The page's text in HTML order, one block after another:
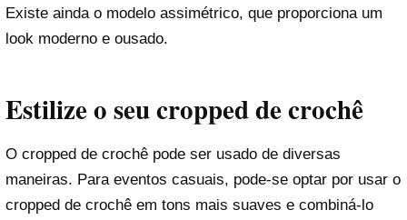
Existe ainda o modelo assimétrico, que proporciona um
look moderno e ousado.
Estilize o seu cropped de crochê
O cropped de crochê pode ser usado de diversas
maneiras. Para eventos casuais, pode-se optar por usar o
cropped de crochê em tons mais suaves e combiná-lo